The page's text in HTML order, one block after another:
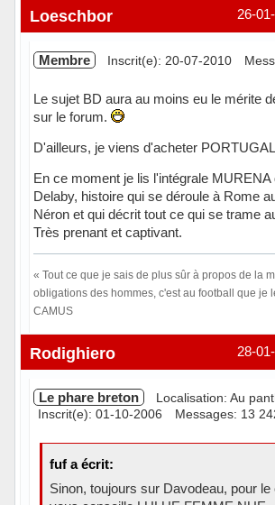
Hors ligne 26-
Loeschbor
Membre Inscrit(e): 20-07-2010
Le sujet BD aura au moins eu le mérite
sur le forum.
D'ailleurs, je viens d'acheter
En ce moment je lis l'intégrale MURENA
Delaby, histoire qui se déroule à Rome
Néron et qui décrit tout ce qui se trame
Très prenant et captivant.
« Tout ce que je sais de plus sûr à propos de la
obligations des hommes, c'est au football que je
CAMUS
Hors ligne 28-
Rodighiero
Le phare breton
Localisation: Au
Inscrit(e): 01-10-2006
Messages: 13
fuf a écrit:
Sinon, toujours sur Davodeau, pour le